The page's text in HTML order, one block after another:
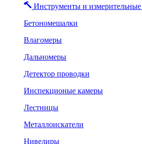
Инструменты и
Бетономешалки
Влагомеры
Дальномеры
Детектор проводки
Инспекционые камеры
Лестницы
Металлоискатели
Нивелиры